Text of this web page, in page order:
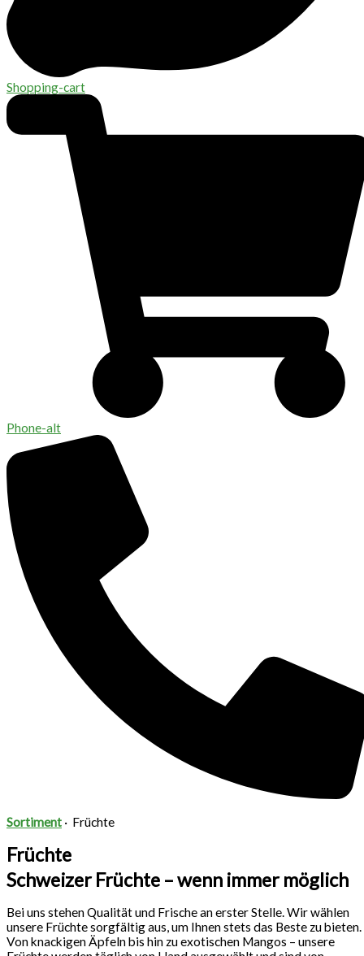
Shopping-cart
Phone-alt
Sortiment · Früchte
Früchte
Schweizer Früchte – wenn immer möglich
Bei uns stehen Qualität und Frische an erster Stelle. Wir wählen
unsere Früchte sorgfältig aus, um Ihnen stets das Beste zu bieten.
Von knackigen Äpfeln bis hin zu exotischen Mangos – unsere